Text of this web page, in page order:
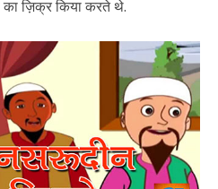
का ज़िक्र किया करते थे.